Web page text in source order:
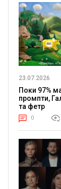
23.07.2026
Поки 97%
промпти,
та фетр
0